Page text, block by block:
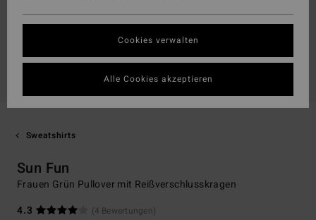
Sweatshirts
Sun Fun
Frauen Grün Pullover mit Reißverschlusskragen
4.3
(4 Bewertungen)
Cookies verwalten
Alle Cookies akzeptieren